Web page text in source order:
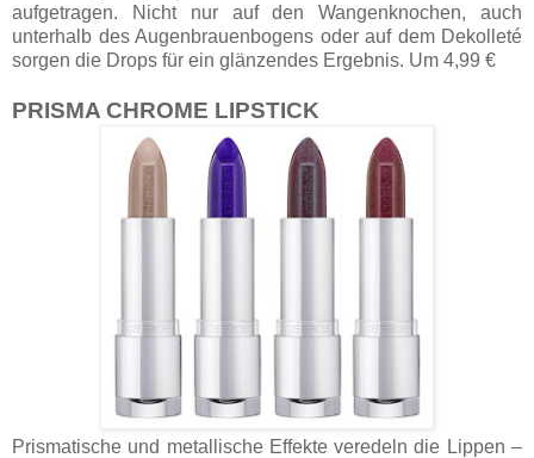
aufgetragen. Nicht nur auf den Wangenknochen, auch
unterhalb des Augenbrauenbogens oder auf dem Dekolleté
sorgen die Drops für ein glänzendes Ergebnis. Um 4,99 €
PRISMA CHROME LIPSTICK
Prismatische und metallische Effekte veredeln die Lippen –